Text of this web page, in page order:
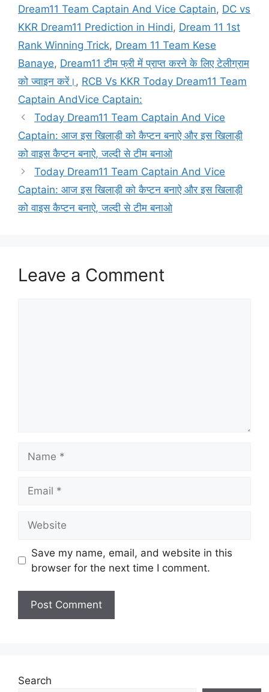
Dream11 Team Captain And Vice Captain, DC vs
KKR Dream11 Prediction in Hindi, Dream 11 1st
Rank Winning Trick, Dream 11 Team Kese
Banaye, Dream11 टीम फ्री में प्राप्त करने के लिए टेलीग्राम
को ज्वाइन करें। , RCB Vs KKR Today Dream11 Team
Captain AndVice Captain:
Today Dream11 Team Captain And Vice
Captain: आज इस खिलाड़ी को कैप्टन बनाऐ और इस खिलाड़ी
को वाइस कैप्टन बनाऐ, जल्दी से टीम बनाओ
Today Dream11 Team Captain And Vice
Captain: आज इस खिलाड़ी को कैप्टन बनाऐ और इस खिलाड़ी
को वाइस कैप्टन बनाऐ, जल्दी से टीम बनाओ
Leave a Comment
Save my name, email, and website in this
browser for the next time I comment.
Search